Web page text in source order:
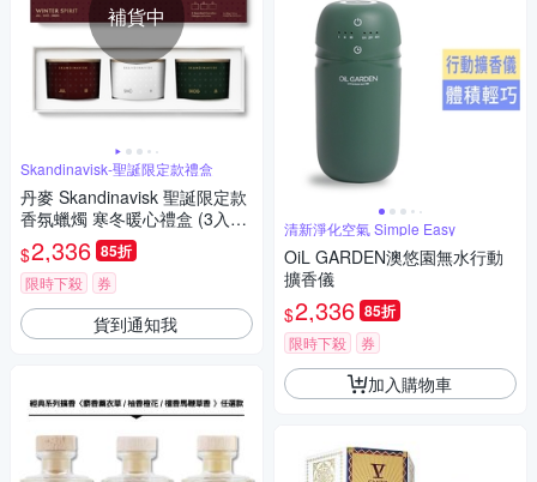
補貨中
Skandinavisk-聖誕限定款禮盒
丹麥 Skandinavisk 聖誕限定款
香氛蠟燭 寒冬暖心禮盒 (3入禮
盒組) - JUL 微醺熱紅酒, SKOG
挪威森林, SNÖ 雪落星野
$2,336 85折
限時下殺 券
貨到通知我
清新淨化空氣 Simple Easy
OiL GARDEN澳悠園無水行動
擴香儀
$2,336 85折
限時下殺 券
加入購物車